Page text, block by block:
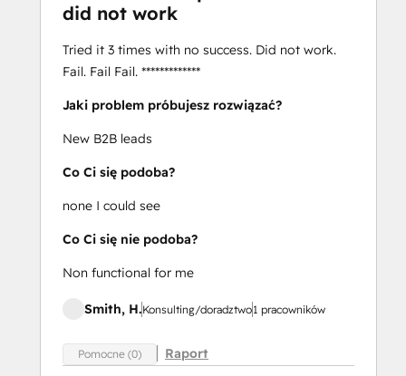
did not work
Tried it 3 times with no success. Did not work.
Fail. Fail Fail. *************
Jaki problem próbujesz rozwiązać?
New B2B leads
Co Ci się podoba?
none I could see
Co Ci się nie podoba?
Non functional for me
Smith, H.Konsulting/doradztwo1 pracowników
Pomocne (0) Raport